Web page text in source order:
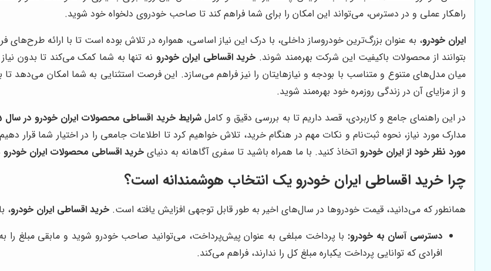
راهکار عملی و در دسترس، می‌تواند این امکان را برای شما فراهم کند تا صاحب خودروی دلخواه خود شوید.
ایران خودرو، به عنوان بزرگ‌ترین خودروساز داخلی، با درک این نیاز اساسی، همواره در تلاش بوده است تا با ارائه
بتوانند از محصولات باکیفیت این شرکت بهره‌مند شوند. خرید اقساطی ایران خودرو نه تنها به شما کمک می‌کند تا بدون
میان مدل‌های متنوع و متناسب با بودجه و نیازهایتان را نیز فراهم می‌سازد. این فرصت استثنایی به شما امکان می‌دهد
و از مزایای آن در زندگی روزمره خود بهره‌مند شوید.
در این راهنمای جامع و کاربردی، قصد داریم تا به بررسی دقیق و کامل شرایط خرید اقساطی محصولات ایران خودرو در سال 1405
مدارک مورد نیاز، نحوه ثبت‌نام و نکات مهم در هنگام خرید، تلاش خواهیم کرد تا اطلاعات جامعی را در اختیار شما قرار
مورد نظر خود از ایران خودرواتخاذ کنید. با ما همراه باشید تا سفری آگاهانه به دنیای خرید اقساطی محصولات ایران خودرو
چرا خرید اقساطی ایران خودرو یک انتخاب هوشمندانه است؟
همانطور که می‌دانید، قیمت خودروها در سال‌های اخیر به طور قابل توجهی افزایش یافته است. خرید اقساطی ایران خودرو،
دسترسی آسان به خودرو: با پرداخت مبلغی به عنوان پیش‌پرداخت، می‌توانید صاحب خودرو شوید و مابقی مبلغ را
افرادی که توانایی پرداخت یکباره مبلغ کل را ندارند، فراهم می‌کند.